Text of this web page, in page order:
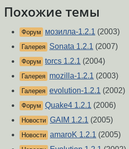
Похожие темы
Форум мозилла-1.2.1 (2003)
Галерея Sonata 1.2.1 (2007)
Форум torcs 1.2.1 (2004)
Галерея mozilla-1.2.1 (2003)
Галерея evolution-1.2.1 (2002)
Форум Quake4 1.2.1 (2006)
Новости GAIM 1.2.1 (2005)
Новости amaroK 1.2.1 (2005)